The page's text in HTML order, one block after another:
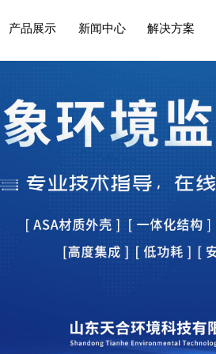
产品展示 新闻中心 解决方案